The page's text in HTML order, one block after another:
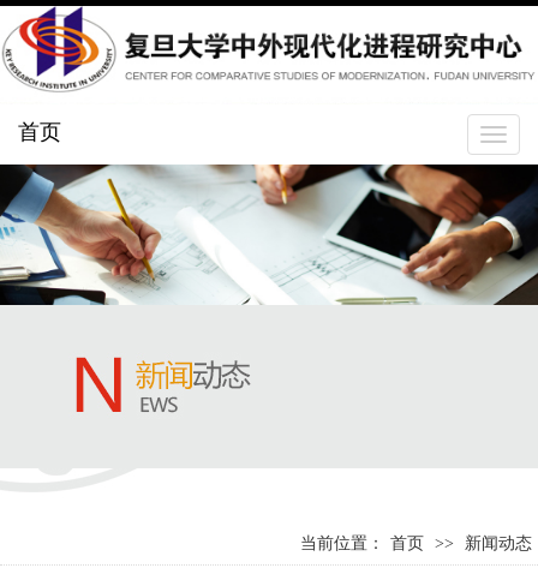
Toggle
首页
当前位置： 首页 >> 新闻动态